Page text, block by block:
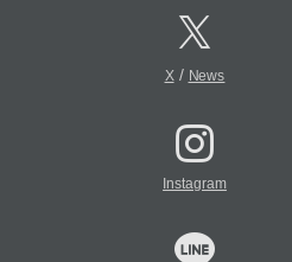
X/ News
Instagram